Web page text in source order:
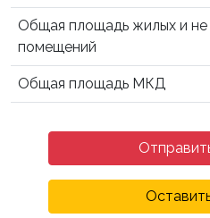
Общая площадь жилых и
помещений
Общая площадь МКД